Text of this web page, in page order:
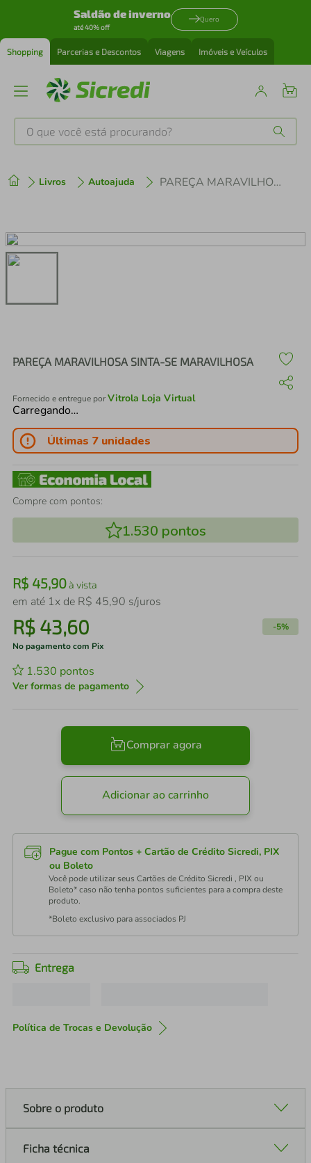
Saldão de inverno
até 40% off
Quero
Shopping Parcerias e Descontos Viagens Imóveis e Veículos
O que você está procurando?
Livros Autoajuda PAREÇA MARAVILHOSA SINTA-SE MARAVILHOSA
PAREÇA MARAVILHOSA SINTA-SE MARAVILHOSA
Fornecido e entregue porVitrola Loja Virtual
Carregando…
Últimas 7 unidades
Compre com pontos:
1.530 pontos
R$ 45,90à vista
em até 1x de R$ 45,90 s/juros
R$ 43,60 -5%
No pagamento com Pix
1.530 pontos
Ver formas de pagamento
Comprar agora
Adicionar ao carrinho
Pague com Pontos + Cartão de Crédito Sicredi, PIX
ou Boleto
Você pode utilizar seus Cartões de Crédito Sicredi , PIX ou
Boleto* caso não tenha pontos suficientes para a compra deste
produto.
*Boleto exclusivo para associados PJ
Entrega
Política de Trocas e Devolução
Sobre o produto
Ficha técnica
2º cafeteira